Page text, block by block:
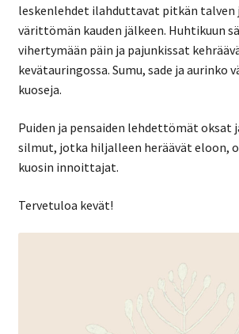
leskenlehdet ilahduttavat pitkän talven
värittömän kauden jälkeen. Huhtikuun
vihertymään päin ja pajunkissat
kevätauringossa. Sumu, sade ja aurinko
kuoseja.
Puiden ja pensaiden lehdettömät oksat
silmut, jotka hiljalleen heräävät eloon,
kuosin innoittajat.
Tervetuloa kevät!